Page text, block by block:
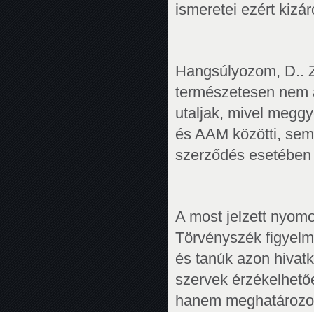
ismeretei ezért
Hangsúlyozom, D..
természetesen
utaljak, mivel
és AAM közötti,
szerződés
A most jelzett
Törvényszék
és tanúk azon
szervek
hanem